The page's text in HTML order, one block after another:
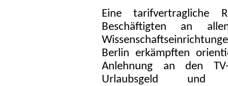
Eine tarifvertragliche
Beschäftigten an
Berlin erkämpften
Anlehnung an den
Urlaubsgeld und